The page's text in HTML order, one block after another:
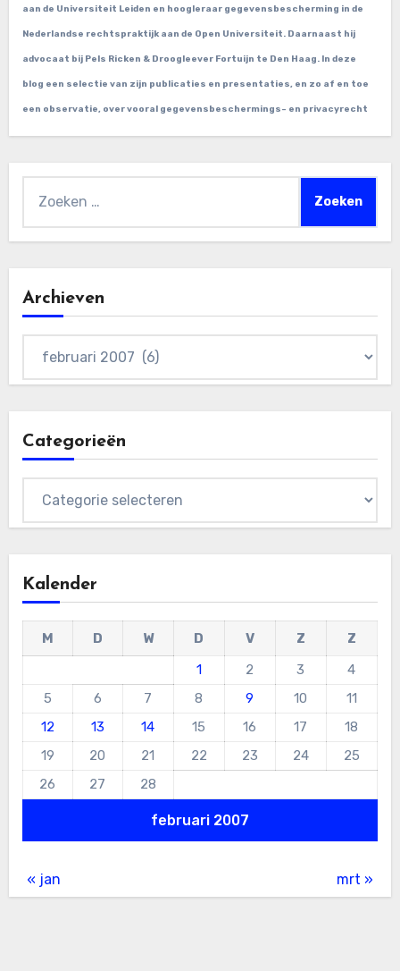
aan de Universiteit Leiden en hoogleraar gegevensbescherming in de
Nederlandse rechtspraktijk aan de Open Universiteit. Daarnaast hij
advocaat bij Pels Ricken & Droogleever Fortuijn te Den Haag. In deze
blog een selectie van zijn publicaties en presentaties, en zo af en toe
een observatie, over vooral gegevensbeschermings- en privacyrecht
naar:
Archieven
Categorieën
Kalender
februari 2007
M D W D V Z
Z
1
2 3
4
5
6 7 8 9 10
11
12
13 14 15 16 17
18
19
20 21 22 23 24
25
26
27 28
« jan mrt »